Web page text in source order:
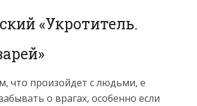
«Укротитель.
что произойдет с людьми, е
о врагах, особенно если